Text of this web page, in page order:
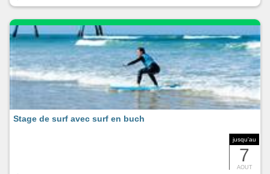
jusqu'au
7
AOUT
Stage de surf avec surf en buch